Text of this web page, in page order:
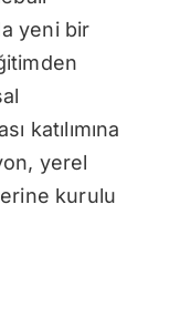
yeni bir
katılımına
yerel
kurulu